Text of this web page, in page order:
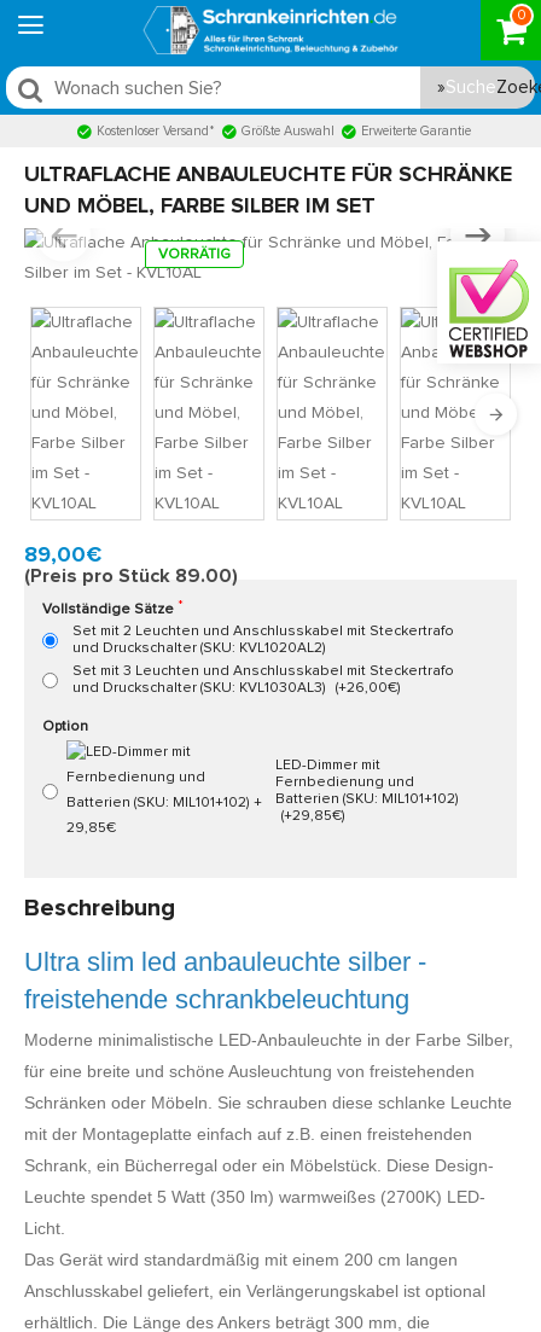
0
Suche
Kostenloser Versand* Größte Auswahl Erweiterte Garantie
ULTRAFLACHE ANBAULEUCHTE FÜR SCHRÄNKE
UND MÖBEL, FARBE SILBER IM SET
VORRÄTIG
Schnell zu Hause, 2 bis 3 Werktagen
89,00€
(Preis pro Stück 89.00)
Vollständige Sätze
Set mit 2 Leuchten und Anschlusskabel mit Steckertrafo
und Druckschalter (SKU: KVL1020AL2)
Set mit 3 Leuchten und Anschlusskabel mit Steckertrafo
und Druckschalter (SKU: KVL1030AL3)
(+26,00€)
Option
LED-Dimmer mit
Fernbedienung und
Batterien (SKU: MIL101+102)
(+29,85€)
Beschreibung
Ultra slim led anbauleuchte silber -
freistehende schrankbeleuchtung
Moderne minimalistische LED-Anbauleuchte in der Farbe Silber,
für eine breite und schöne Ausleuchtung von freistehenden
Schränken oder Möbeln. Sie schrauben diese schlanke Leuchte
mit der Montageplatte einfach auf z.B. einen freistehenden
Schrank, ein Bücherregal oder ein Möbelstück. Diese Design-
Leuchte spendet 5 Watt (350 lm) warmweißes (2700K) LED-
Licht.
Das Gerät wird standardmäßig mit einem 200 cm langen
Anschlusskabel geliefert, ein Verlängerungskabel ist optional
erhältlich. Die Länge des Ankers beträgt 300 mm, die